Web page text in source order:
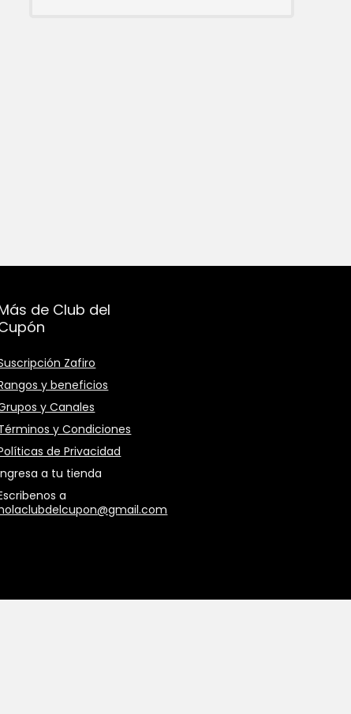
de Club del
Zafiro
y beneficios
y Canales
y Condiciones
de Privacidad
a tu tienda
a